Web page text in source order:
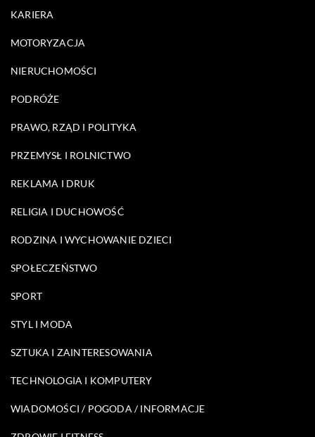
KARIERA
MOTORYZACJA
NIERUCHOMOŚCI
PODRÓŻE
PRAWO, RZĄD I POLITYKA
PRZEMYSŁ I ROLNICTWO
REKLAMA I DRUK
RELIGIA I DUCHOWOŚĆ
RODZINA I WYCHOWANIE DZIECI
SPOŁECZEŃSTWO
SPORT
STYL I MODA
SZTUKA I ZAINTERESOWANIA
TECHNOLOGIA I KOMPUTERY
WIADOMOŚCI / POGODA / INFORMACJE